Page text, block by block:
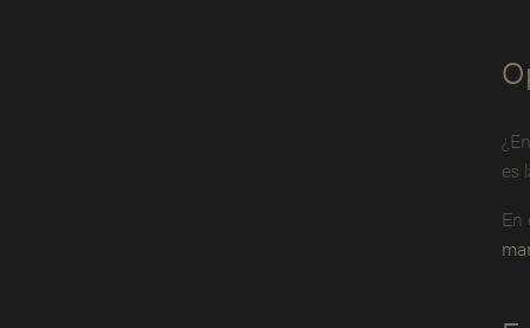
es
En